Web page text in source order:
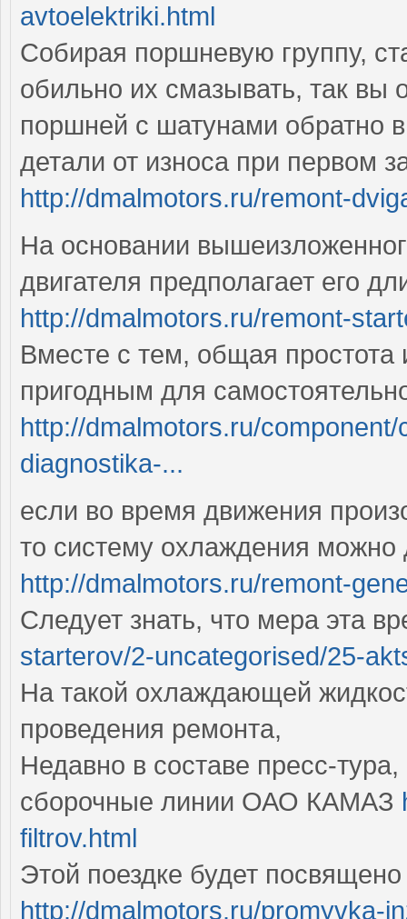
avtoelektriki.html
Собирая поршневую группу,
обильно их смазывать, так вы
поршней с шатунами обратно
детали от износа при первом
http://dmalmotors.ru/remont-
На основании
двигателя предполагает его
http://dmalmotors.ru/remont-
Вместе с тем, общая простота
пригодным для
http://dmalmotors.ru/
diagnostika-...
если во время движения
то систему охлаждения можно
http://dmalmotors.ru/remont-
Следует знать, что мера эта
starterov/2-uncategorised/25-
На такой охлаждающей
проведения ремонта,
Недавно в составе пресс-
сборочные линии ОАО КАМАЗ
filtrov.html
Этой поездке будет
http://dmalmotors.ru/promyvka-